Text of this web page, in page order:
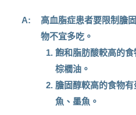
A:
高血脂症患者要限制膽
物不宜多吃。
飽和脂肪酸較高的
棕櫚油。
膽固醇較高的食物
魚、墨魚。